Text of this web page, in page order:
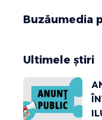
Buzăumedia
Ultimele știri